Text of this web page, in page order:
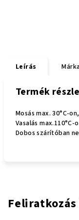
Leírás
Termék
Mosás max. 30°C-
Vasalás
Dobos szárítóban